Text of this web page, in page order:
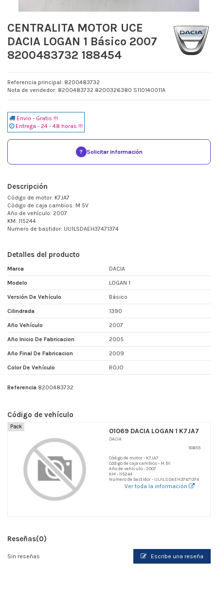
CENTRALITA MOTOR UCE
DACIA LOGAN 1 Básico 2007
8200483732 188454
Referencia principal: 8200483732
Nota de vendedor: 8200483732 8200326380 S110140011A
Envio - Gratis !!!
Entrega - 24 - 48 horas !!!
? Solicitar información
Descripción
Código de motor: K7JA7
Código de caja cambios: M 5V
Año de vehículo: 2007
KM: 115244
Numero de bastidor: UU1LSDAEH37471374
Detalles del producto
Marca DACIA
Modelo LOGAN 1
Versión De Vehículo Básico
Cilindrada 1390
Año Vehículo 2007
Año Inicio De Fabricacion 2005
Año Final De Fabricacion 2009
Color De Vehículo ROJO
Referencia 8200483732
Código de vehículo
Pack
01069 DACIA LOGAN 1 K7JA7
DACIA
50655
Código de motor - K7JA7
Código de caja cambios - M 5V
Año de vehículo - 2007
KM - 115244
Numero de bastidor - UU1LSDAEH37471374
Ver toda la información
Reseñas(0)
Sin reseñas Escribe una reseña